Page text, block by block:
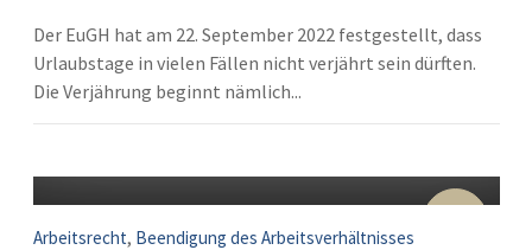
Der EuGH hat am 22. September 2022 festgestellt, dass
Urlaubstage in vielen Fällen nicht verjährt sein dürften.
Die Verjährung beginnt nämlich...
10
Arbeitsrecht, Beendigung des Arbeitsverhältnisses